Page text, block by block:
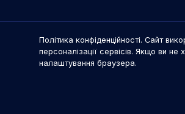
Політика конфіденційності. Сайт
персоналізації сервісів. Якщо ви
налаштування браузера.